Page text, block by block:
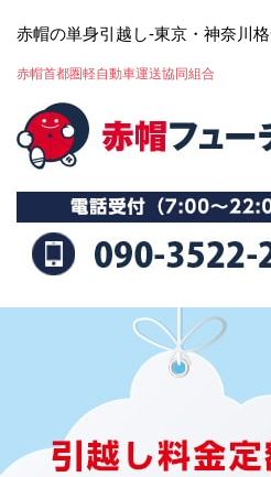
赤帽の単身引越し-東京・神奈川
赤帽首都圏軽自動車運送協同組合